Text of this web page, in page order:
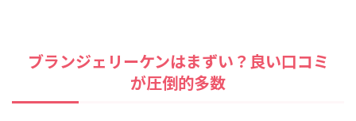
ブランジェリーケンはまずい？良い口コミ
が圧倒的多数